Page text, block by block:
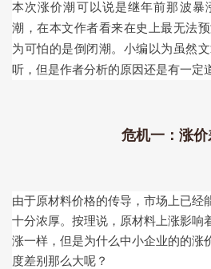
本次涨价潮可以说是继年前那波暴
潮，在本文作者看来在史上最无法
为可怕的是倒闭潮。小编以为虽然
听，但是作者分析的原因还是有一定
危机一：涨价
由于原材料价格的传导，市场上已经
十分浓厚。按理说，原材料上涨影响
涨一样，但是为什么中小企业的的涨
度差别那么大呢？